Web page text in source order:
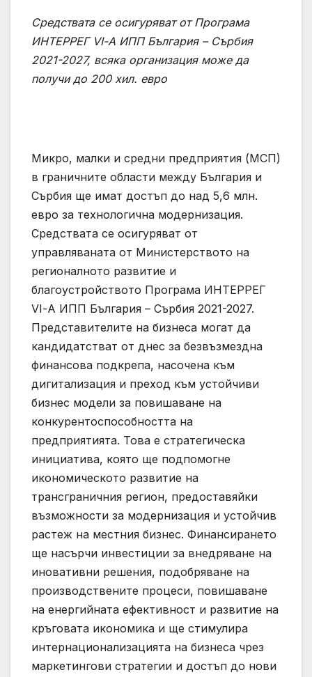
Средствата се осигуряват от Програма
ИНТЕРРЕГ VІ-А ИПП България – Сърбия
2021-2027, всяка организация може да
получи до 200 хил. евро
Микро, малки и средни предприятия (МСП)
в граничните области между България и
Сърбия ще имат достъп до над 5,6 млн.
евро за технологична модернизация.
Средствата се осигуряват от
управляваната от Министерството на
регионалното развитие и
благоустройството Програма ИНТЕРРЕГ
VІ-А ИПП България – Сърбия 2021-2027.
Представителите на бизнеса могат да
кандидатстват от днес за безвъзмездна
финансова подкрепа, насочена към
дигитализация и преход към устойчиви
бизнес модели за повишаване на
конкурентоспособността на
предприятията. Това е стратегическа
инициатива, която ще подпомогне
икономическото развитие на
трансграничния регион, предоставяйки
възможности за модернизация и устойчив
растеж на местния бизнес. Финансирането
ще насърчи инвестиции за внедряване на
иновативни решения, подобряване на
производствените процеси, повишаване
на енергийната ефективност и развитие на
кръговата икономика и ще стимулира
интернационализацията на бизнеса чрез
маркетингови стратегии и достъп до нови